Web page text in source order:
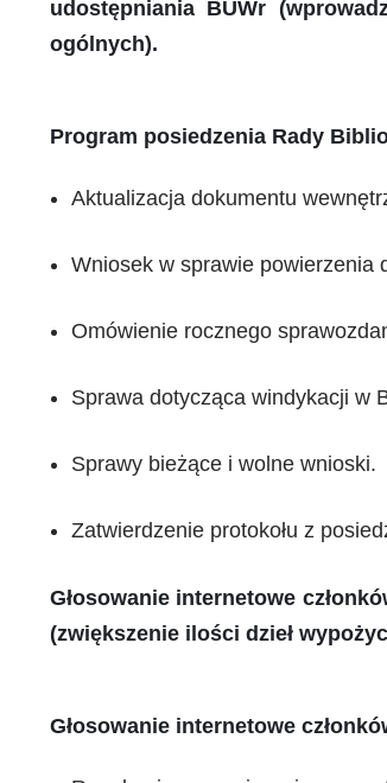
udostępniania BUWr
ogólnych).
Program posiedzenia Rady
Aktualizacja dokumentu
Wniosek w sprawie powierzenia
Omówienie rocznego
Sprawa dotycząca windykacji w
Sprawy bieżące i wolne wnioski.
Zatwierdzenie protokołu z
Głosowanie internetowe
(zwiększenie ilości dzieł
Głosowanie internetowe